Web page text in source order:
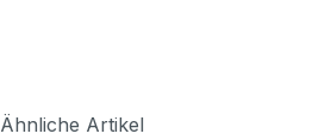
Ähnliche Artikel